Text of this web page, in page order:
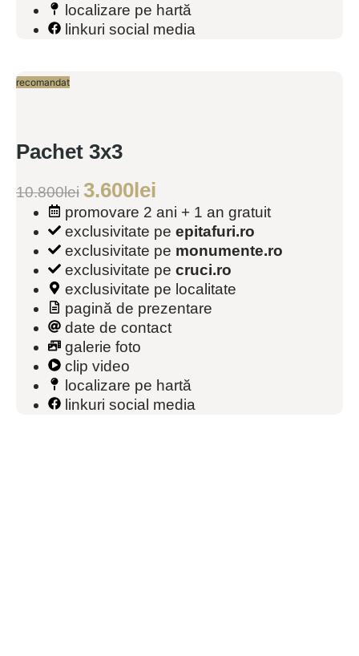
localizare pe hartă
linkuri social media
Pachet 3x3
10.800lei 3.600lei
promovare 2 ani + 1 an gratuit
exclusivitate pe epitafuri.ro
exclusivitate pe monumente.ro
exclusivitate pe cruci.ro
exclusivitate pe localitate
pagină de prezentare
date de contact
galerie foto
clip video
localizare pe hartă
linkuri social media